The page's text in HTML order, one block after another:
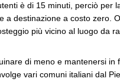
è di 15 minuti, perciò per
a destinazione a costo zero.
più vicino al luogo da
di meno e mantenersi in
vari comuni italiani dal